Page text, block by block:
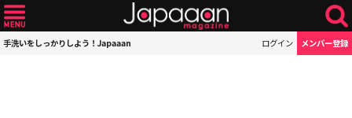
手洗いをしっかりしよう！Japaaan ログイン メンバー登録